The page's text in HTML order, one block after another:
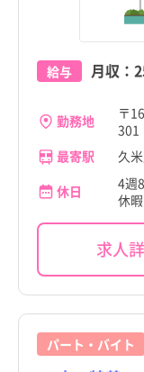
石川県
静岡県
三重県
滋賀県
江戸川区
八王子市
立川市
武蔵野市
三鷹市
青梅市
昭島市
調布市
井荻駅
八幡山駅
西永福駅
浜田山駅
富士見ヶ丘
久我山駅
職種・資格す
看護師
准看護師
保健師
施設形態すべ
クリニック
介護施設
すべ
常勤（夜勤
常勤（夜勤
パート・ア
こだわり すべ
4週8休以上
土日祝休み
日勤のみ
残業少なめ
給与 月収：
勤務地
〒
301
最寄駅
久
休日
4週
休
求人
パート・バイト
石川県
静岡県
三重県
滋賀県
江戸川区
八王子市
立川市
武蔵野市
三鷹市
青梅市
昭島市
調布市
井荻駅
八幡山駅
西永福駅
浜田山駅
富士見ヶ丘
久我山駅
職種・資格す
看護師
准看護師
保健師
施設形態すべ
クリニック
介護施設
すべ
常勤（夜勤
常勤（夜勤
パート・ア
こだわり すべ
4週8休以上
土日祝休み
日勤のみ
残業少なめ